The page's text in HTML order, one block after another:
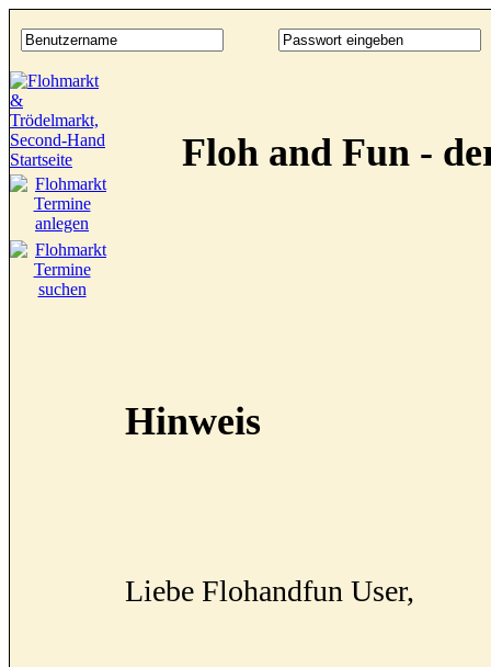
Floh and Fun -
Hinweis
Liebe Flohandfun User,